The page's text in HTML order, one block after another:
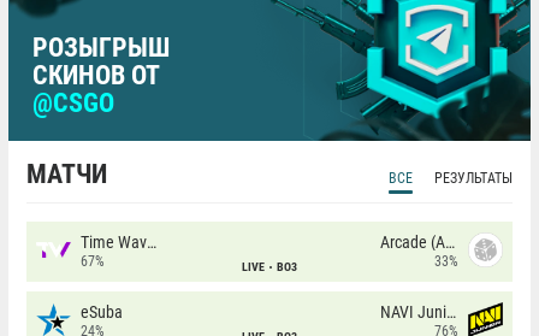
РОЗЫГРЫШ
СКИНОВ ОТ
@CSGO
МАТЧИ ВСЕ РЕЗУЛЬТАТЫ
Time Waves
67% LIVE BO3
Arcade (AU)
33%
eSuba
24%
NAVI Junior
76%